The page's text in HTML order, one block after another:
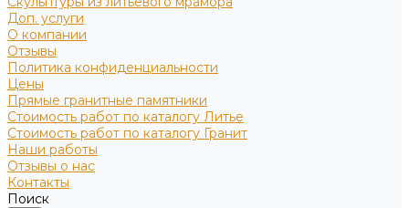
Доп. услуги
О компании
Отзывы
Политика конфиденциальности
Цены
Прямые гранитные памятники
Стоимость работ по каталогу Литье
Стоимость работ по каталогу Гранит
Наши работы
Отзывы о нас
Контакты
Поиск